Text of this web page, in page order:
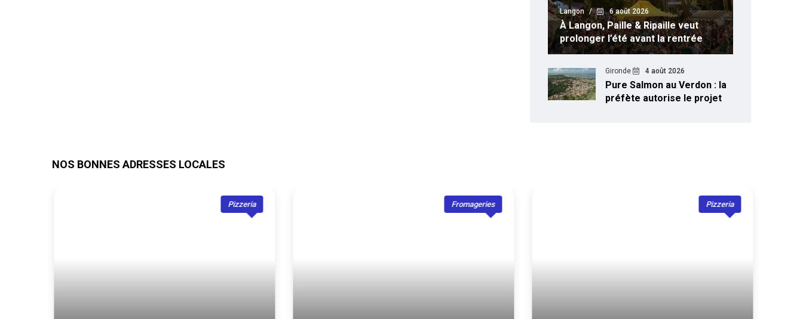
Floirac 5 août 2026
Floirac : quand l’observatoire de
Bordeaux cartographiait les étoiles
Gironde 4 août 2026
Pure Salmon au Verdon : la
préfète autorise le projet
NOS BONNES ADRESSES LOCALES
Pizzeria Fromageries Pizzeria